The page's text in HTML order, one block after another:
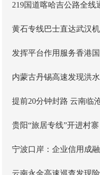
219国道喀哈吉公路全线
黄石专线巴士直达武汉
发挥平台作用服务香港
提前20分钟封路 云南临
贵阳“旅居专线”开进村寨
宁波口岸：企业信用成
云南永金高速巡查发现